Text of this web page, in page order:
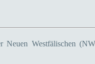
Neuen Westfälischen